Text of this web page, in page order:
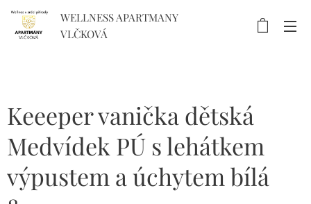
WELLNESS APARTMANY
VLČKOVÁ
Keeeper vanička dětská
Medvídek PÚ s lehátkem
výpustem a úchytem bílá